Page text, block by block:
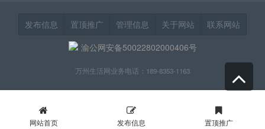
发布信息 置顶推广 管理信息 关于网站
联系网站
渝公网安备50022802000406号
万州生活网业务电话：189-8353-1163
网站首页 发布信息 置顶推广